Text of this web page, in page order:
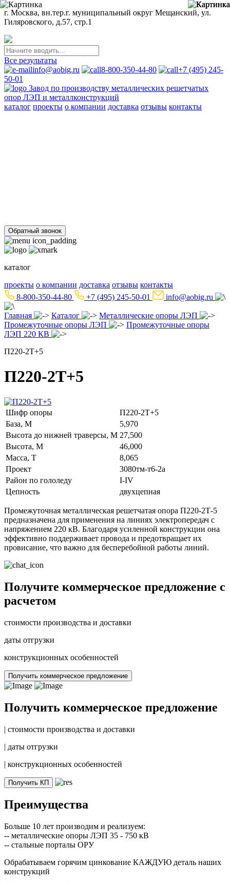
г. Москва, вн.тер.г. муниципальный округ Мещанский, ул.
Гиляровского, д.57, стр.1
Все результаты
info@aobig.ru
8-800-350-44-80
+7 (495) 245-
50-01
Завод по производству металлических решетчатых
опор ЛЭП и металлконструкций
каталог проекты о компании доставка отзывы контакты
Обратный звонок
каталог
проекты о компании доставка отзывы контакты
8-800-350-44-80
+7 (495) 245-50-01 info@aobig.ru
Главная Каталог
Металлические опоры ЛЭП
Промежуточные опоры ЛЭП
Промежуточные опоры
ЛЭП 220 КВ
П220-2Т+5
П220-2Т+5
Шифр опоры
П220-2Т+5
База, М
5,970
Высота до нижней траверсы, М 27,500
Высота, М
46,000
Масса, Т
8,065
Проект
3080тм-т6-2а
Район по гололеду
I-IV
Цепность
двухцепная
Промежуточная металлическая решетчатая опора П220-2Т-5
предназначена для применения на линиях электропередач с
напряжением 220 кВ. Благодаря усиленной конструкции она
эффективно поддерживает провода и предотвращает их
провисание, что важно для бесперебойной работы линий.
Получите коммерческое предложение с
расчетом
стоимости производства и доставки
даты отгрузки
конструкционных особенностей
Получить коммерческое предложение
Получить коммерческое предложение
| стоимости производства и доставки
| даты отгрузки
| конструкционных особенностей
Получить КП
Преимущества
Больше 10 лет производим и реализуем:
-- металлические опоры ЛЭП 35 - 750 кВ
-- стальные порталы ОРУ
Обрабатываем горячим цинкование КАЖДУЮ деталь наших
конструкций